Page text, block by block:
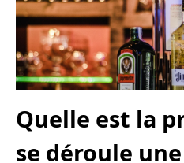
Quelle est la
se déroule